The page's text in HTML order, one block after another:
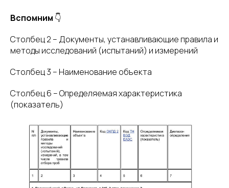
Вспомним 👇
Столбец 2 – Документы, устанавливающие правила и
методы исследований (испытаний) и измерений
Столбец 3 – Наименование объекта
Столбец 6 – Определяемая характеристика
(показатель)